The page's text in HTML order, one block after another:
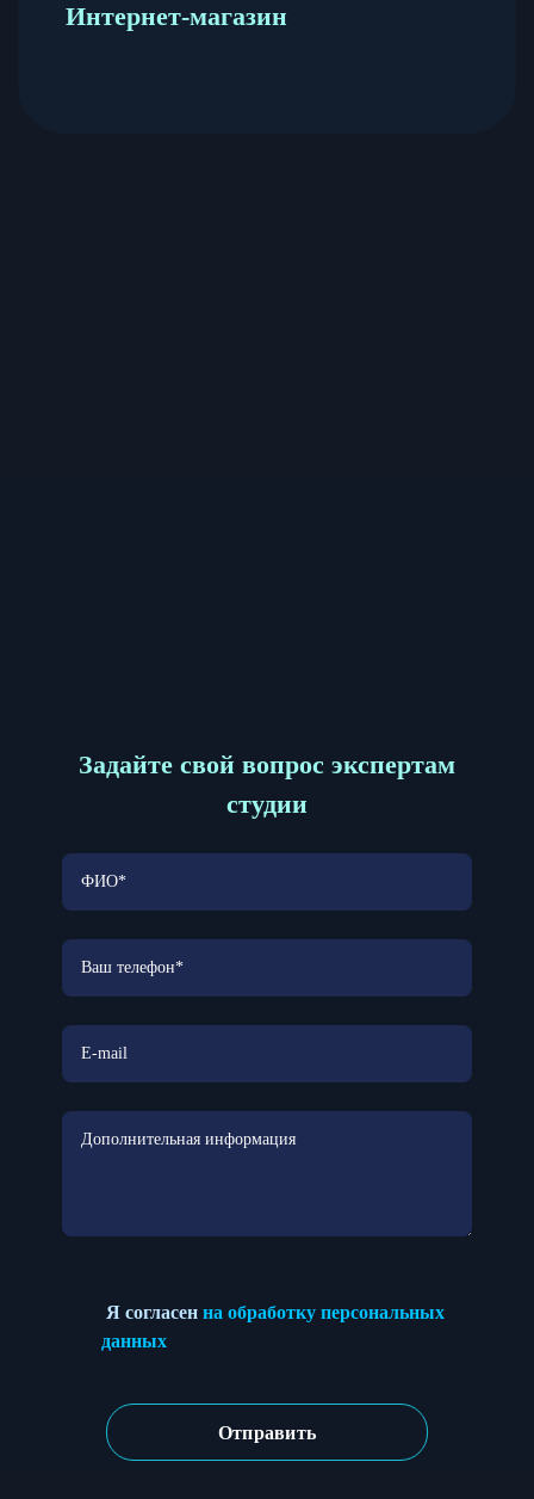
Интернет-магазин
Задайте свой вопрос экспертам
студии
Я согласен на обработку персональных
данных